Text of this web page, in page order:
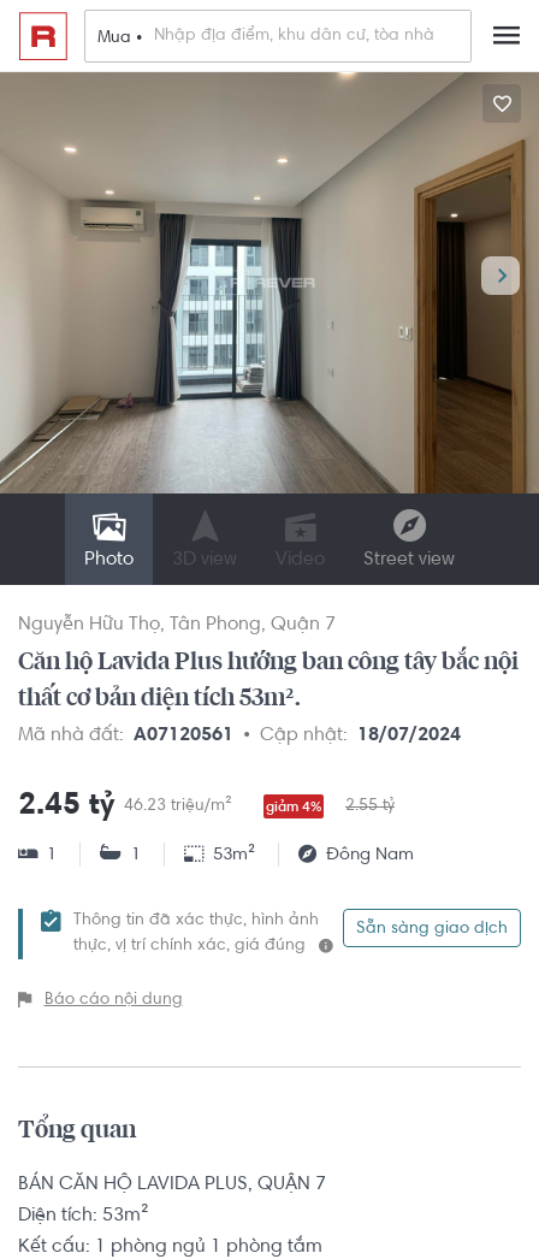
Mua •
Photo 3D view Video Street view
Nguyễn Hữu Thọ Tân Phong Quận 7
Căn hộ Lavida Plus hướng ban công tây bắc nội
thất cơ bản diện tích 53m².
Mã nhà đất: A07120561 Cập nhật: 18/07/2024
2.45 tỷ 46.23 triệu/m² giảm 4% 2.55 tỷ
1 1 53m² Đông Nam
Thông tin đã xác thực, hình ảnh
thực, vị trí chính xác, giá đúng
Sẵn sàng giao dịch
Báo cáo nội dung
Tổng quan
BÁN CĂN HỘ LAVIDA PLUS, QUẬN 7
Diện tích: 53m²
Kết cấu: 1 phòng ngủ 1 phòng tắm